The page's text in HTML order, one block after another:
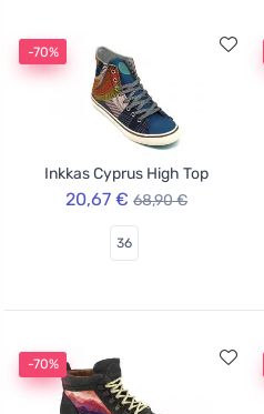
-70%
Inkkas Cyprus High Top
20,67 € 68,90 €
36
-70%